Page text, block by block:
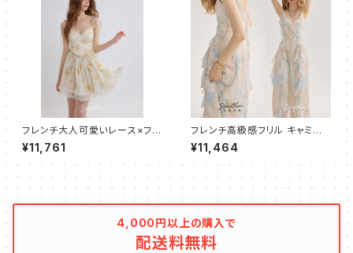
フレンチ大人可愛いレース×フリ
ル キャミワンピース ショート
¥11,761
フレンチ高級感フリル キャミワ
ンピース フレア ロング
¥11,464
4,000円以上の購入で
配送料無料